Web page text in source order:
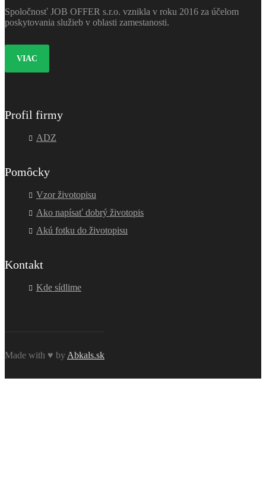
Spoločnosť JOB OFFER s.r.o. vznikla v roku 2016 za účelom
poskytovania služieb v oblasti zamestanosti.
VIAC
Profil firmy
ADZ
Pomôcky
Vzor životopisu
Ako napísať dobrý životopis
Akú fotku do životopisu
Kontakt
Kde sídlime
Made with ♥ by Abkals.sk